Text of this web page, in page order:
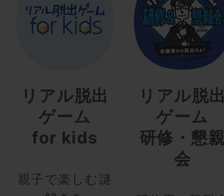
リアル脱出
ゲーム
for kids
親子で楽しむ謎
リアル脱
ゲーム
研修・懇
会